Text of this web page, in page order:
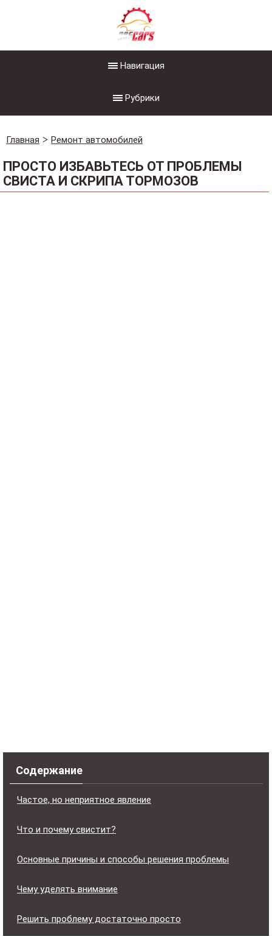
Навигация
Рубрики
Главная Ремонт автомобилей
ПРОСТО ИЗБАВЬТЕСЬ ОТ ПРОБЛЕМЫ
СВИСТА И СКРИПА ТОРМОЗОВ
Содержание
Частое, но неприятное явление
Что и почему свистит?
Основные причины и способы решения проблемы
Чему уделять внимание
Решить проблему достаточно просто